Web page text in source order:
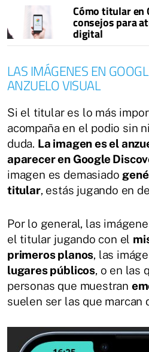
Cómo titular en
consejos para
digital
LAS IMÁGENES EN
ANZUELO VISUAL
Si el titular es lo más
acompaña en el podio sin
duda. La imagen es el
aparecer en Google
imagen es demasiado
titular, estás jugando en
Por lo general, las
el titular jugando con el
primeros planos, las
lugares públicos, o en las
personas que muestran
suelen ser las que marcan